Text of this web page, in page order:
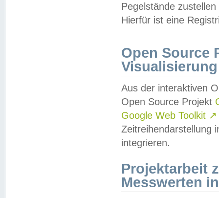
Pegelstände
Hierfür ist eine
Open Source
Visualisierung
Aus der interaktiven
Open Source Projekt
Google Web Toolkit ↗
Zeitreihendarstellung
integrieren.
Projektarbeit
Messwerten